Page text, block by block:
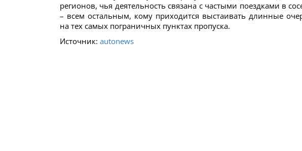
регионов, чья деятельность связана с частыми поездками в
– всем остальным, кому приходится выстаивать длинные
на тех самых пограничных пунктах пропуска.
Источник: autonews